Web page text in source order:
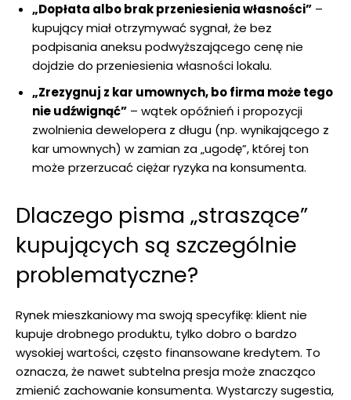
„Dopłata albo brak przeniesienia własności” –
kupujący miał otrzymywać sygnał, że bez
podpisania aneksu podwyższającego cenę nie
dojdzie do przeniesienia własności lokalu.
„Zrezygnuj z kar umownych, bo firma może tego
nie udźwignąć” – wątek opóźnień i propozycji
zwolnienia dewelopera z długu (np. wynikającego z
kar umownych) w zamian za „ugodę”, której ton
może przerzucać ciężar ryzyka na konsumenta.
Dlaczego pisma „straszące”
kupujących są szczególnie
problematyczne?
Rynek mieszkaniowy ma swoją specyfikę: klient nie
kupuje drobnego produktu, tylko dobro o bardzo
wysokiej wartości, często finansowane kredytem. To
oznacza, że nawet subtelna presja może znacząco
zmienić zachowanie konsumenta. Wystarczy sugestia,